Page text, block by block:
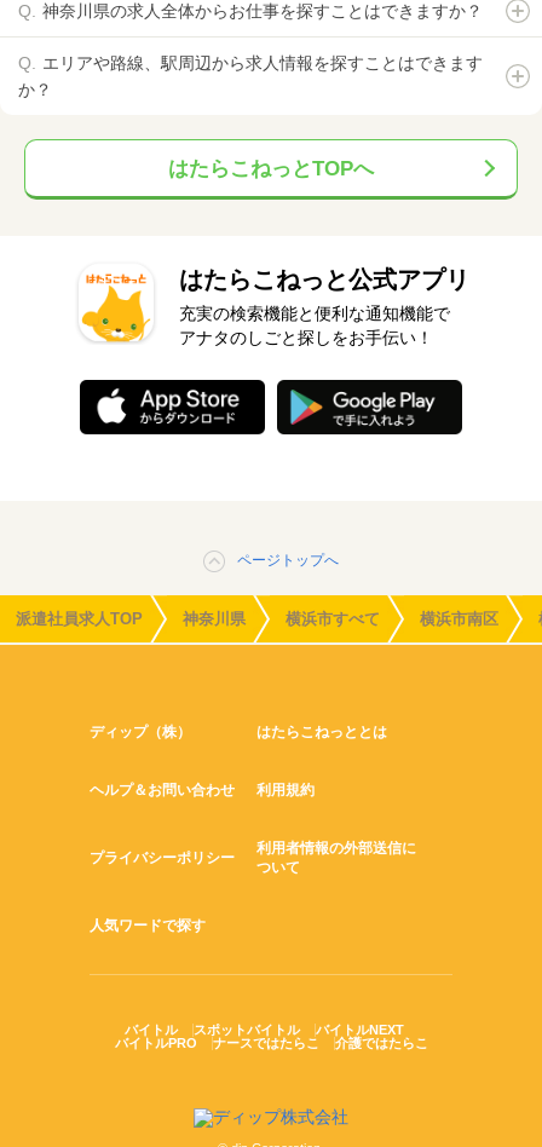
神奈川県の求人全体からお仕事を探すことはできますか？
エリアや路線、駅周辺から求人情報を探すことはできます
か？
はたらこねっとTOPへ
はたらこねっと公式アプリ
充実の検索機能と便利な通知機能で
アナタのしごと探しをお手伝い！
ページトップへ
派遣社員求人TOP 神奈川県 横浜市すべて 横浜市南区
ディップ（株） はたらこねっととは
ヘルプ＆お問い合わせ 利用規約
プライバシーポリシー
利用者情報の外部送信に
ついて
人気ワードで探す
バイトル スポットバイトル
バイトルNEXT
バイトルPRO
ナースではたらこ 介護ではたらこ